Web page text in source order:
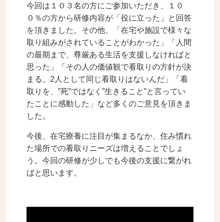
今回は１０３名の方にご参加いただき、１０
０％の方から研修内容が「役に立った」と回答
を頂きました。その他、「在宅や施設で様々な
取り組みがされていることがわかった」「人間
の最期まで、尊厳ある生活を支援しなければと
思った」「その人の価値観で看取りの方針が決
まる。2人として同じ看取りはないんだ」「看
取りを、”死”ではなく”生きること”と言ってい
たことに感動した」など多くのご意見を頂きま
した。
今後、在宅療養に注目が集まるなか、住み慣れ
た場所での看取りニーズは増えることでしょ
う。今回の研修が少しでも今後の支援に繋がれ
ばと思います。